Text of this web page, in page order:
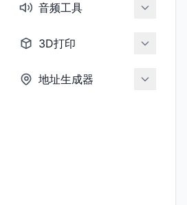
音频工具
3D打印
地址生成器